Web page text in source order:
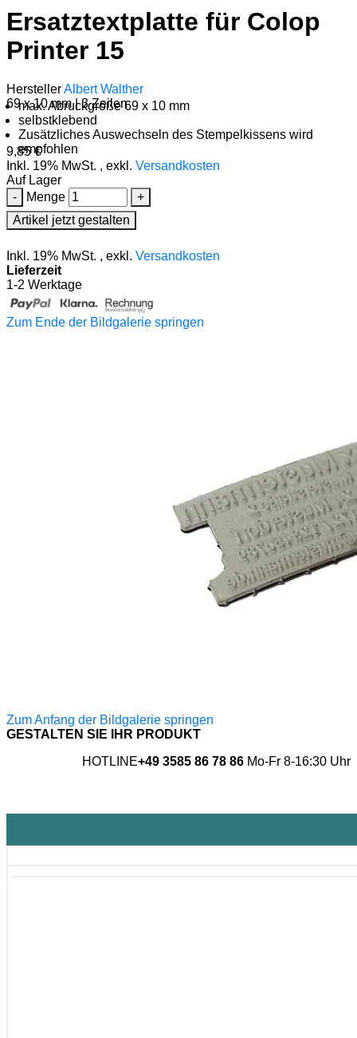
Ersatztextplatte für Colop
Printer 15
HerstellerAlbert Walther
69 x 10 mm | 3 Zeilen
max. Abruckgröße 69 x 10 mm
selbstklebend
Zusätzliches Auswechseln des Stempelkissens wird
empfohlen
9,85 €
Inkl. 19% MwSt. , exkl. Versandkosten
Auf Lager
-
Menge
+
Artikel jetzt gestalten
Inkl. 19% MwSt. , exkl. Versandkosten
Lieferzeit
1-2 Werktage
Zum Ende der Bildgalerie springen
Zum Anfang der Bildgalerie springen
GESTALTEN SIE IHR PRODUKT
HOTLINE+49 3585 86 78 86 Mo-Fr 8-16:30 Uhr